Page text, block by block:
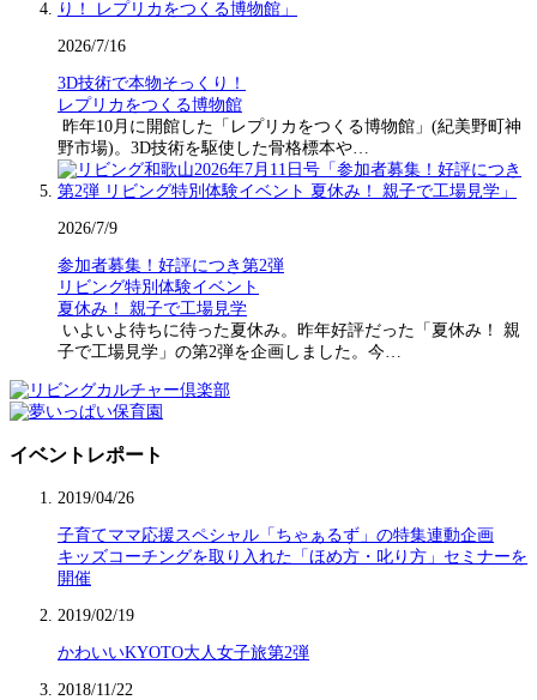
2026/7/16
3D技術で本物そっくり！
レプリカをつくる博物館
昨年10月に開館した「レプリカをつくる博物館」(紀美野町神
野市場)。3D技術を駆使した骨格標本や…
2026/7/9
参加者募集！好評につき第2弾
リビング特別体験イベント
夏休み！ 親子で工場見学
いよいよ待ちに待った夏休み。昨年好評だった「夏休み！ 親
子で工場見学」の第2弾を企画しました。今…
イベントレポート
2019/04/26
子育てママ応援スペシャル「ちゃぁるず」の特集連動企画
キッズコーチングを取り入れた「ほめ方・叱り方」セミナーを
開催
2019/02/19
かわいいKYOTO大人女子旅第2弾
2018/11/22